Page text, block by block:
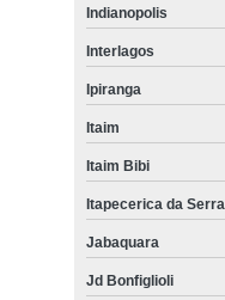
Indianopolis
Interlagos
Ipiranga
Itaim
Itaim Bibi
Itapecerica da Serra
Jabaquara
Jd Bonfiglioli